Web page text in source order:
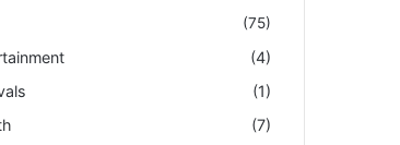
(75)
(4)
(1)
(7)